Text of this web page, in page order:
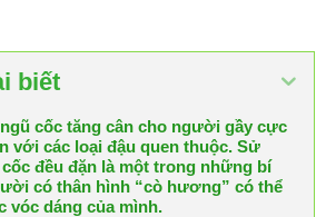
biết
cốc tăng cân cho người gầy cực
với các loại đậu quen thuộc. Sử
đều đặn là một trong những bí
có thân hình “cò hương” có thể
vóc dáng của mình.